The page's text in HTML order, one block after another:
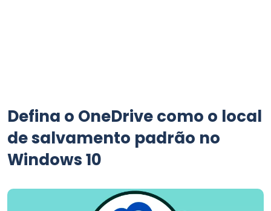
Defina o OneDrive como o local
de salvamento padrão no
Windows 10